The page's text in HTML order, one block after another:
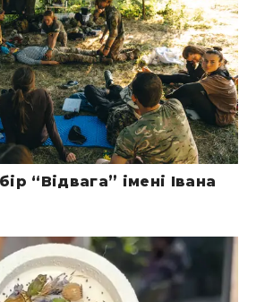
“Відвага” імені Івана